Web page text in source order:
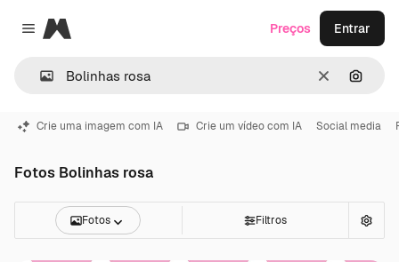
Close menu
Magnific
Limpar
Preços Entrar
Crie uma imagem com IA Crie um vídeo com IA Social media
Fotos Bolinhas rosa
Fotos Filtros